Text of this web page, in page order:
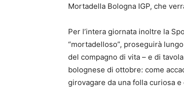
Mortadella Bologna IGP, che
Per l’intera giornata inoltre la
“mortadelloso”, proseguirà
del compagno di vita – e di
bolognese di ottobre: come
girovagare da una folla curiosa